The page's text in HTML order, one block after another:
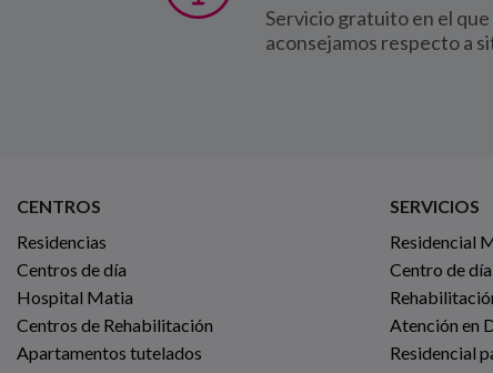
Servicio gratuito en el
aconsejamos respecto a
CENTROS
Residencias
Centros de día
Hospital Matia
Centros de Rehabilitación
Apartamentos tutelados
SERVICIOS
Residencial
Centro de día
Atención en
Residencial